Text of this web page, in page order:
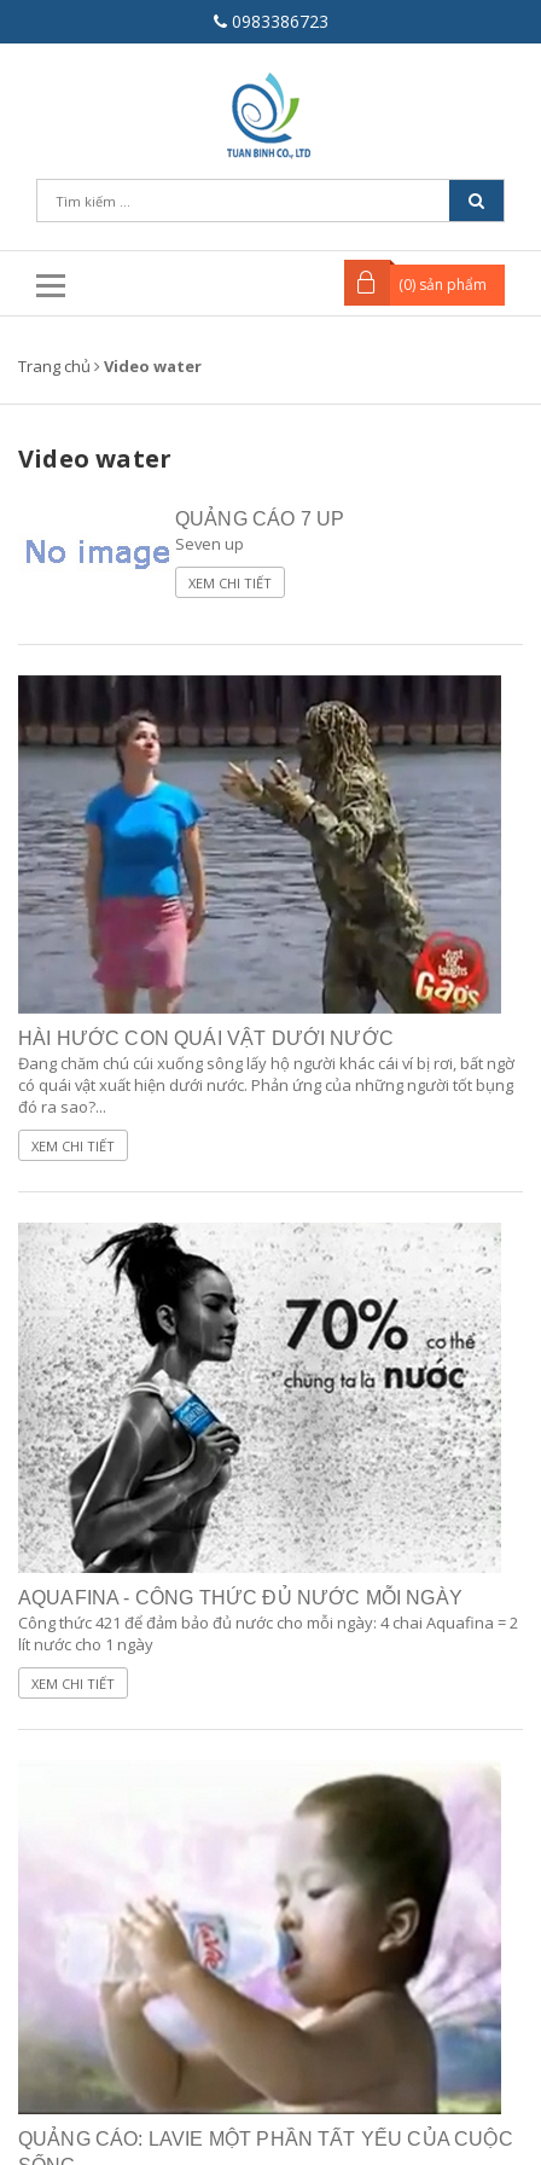
0983386723
(0) sản phẩm
Trang chủ Video water
Video water
QUẢNG CÁO 7 UP
Seven up
XEM CHI TIẾT
HÀI HƯỚC CON QUÁI VẬT DƯỚI NƯỚC
Đang chăm chú cúi xuống sông lấy hộ người khác cái ví bị rơi, bất ngờ
có quái vật xuất hiện dưới nước. Phản ứng của những người tốt bụng
đó ra sao?...
XEM CHI TIẾT
AQUAFINA - CÔNG THỨC ĐỦ NƯỚC MỖI NGÀY
Công thức 421 để đảm bảo đủ nước cho mỗi ngày: 4 chai Aquafina = 2
lít nước cho 1 ngày
XEM CHI TIẾT
QUẢNG CÁO: LAVIE MỘT PHẦN TẤT YẾU CỦA CUỘC